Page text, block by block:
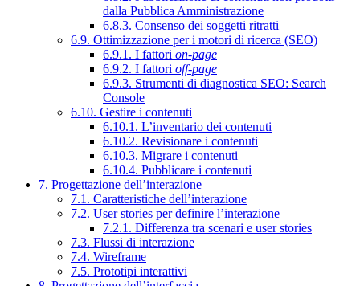
dalla Pubblica Amministrazione
6.8.3. Consenso dei soggetti ritratti
6.9. Ottimizzazione per i motori di ricerca (SEO)
6.9.1. I fattori on-page
6.9.2. I fattori off-page
6.9.3. Strumenti di diagnostica SEO: Search
Console
6.10. Gestire i contenuti
6.10.1. L’inventario dei contenuti
6.10.2. Revisionare i contenuti
6.10.3. Migrare i contenuti
6.10.4. Pubblicare i contenuti
7. Progettazione dell’interazione
7.1. Caratteristiche dell’interazione
7.2. User stories per definire l’interazione
7.2.1. Differenza tra scenari e user stories
7.3. Flussi di interazione
7.4. Wireframe
7.5. Prototipi interattivi